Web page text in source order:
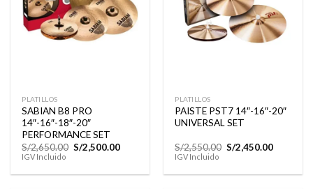
a la
lista de
deseos
PLATILLOS
SABIAN B8 PRO
14″-16″-18″-20″
PERFORMANCE SET
S/2,650.00 El
precio
era:
S/2,500.00El
es:
IGV Incluido
lista de
deseos
PLATILLOS
PAISTE PST7 14″-16″-20″
UNIVERSAL SET
S/2,550.00 El
precio
era:
S/2,450.00El
es:
IGV Incluido